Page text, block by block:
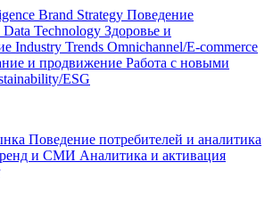
Brand Strategy Поведение
Data Technology Здоровье и
Industry Trends Omnichannel/E-commerce
и продвижение Работа с новыми
ESG
Поведение потребителей и аналитика
и СМИ Аналитика и активация